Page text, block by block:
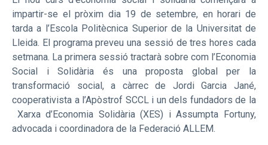
impartir-se el pròxim dia 19 de setembre, en horari de
tarda a l’Escola Politècnica Superior de la Universitat de
Lleida. El programa preveu una sessió de tres hores cada
setmana. La primera sessió tractarà sobre com l’Economia
Social i Solidària és una proposta global per la
transformació social, a càrrec de Jordi Garcia Jané,
cooperativista a l’Apòstrof SCCL i un dels fundadors de la
Xarxa d’Economia Solidària (XES) i Assumpta Fortuny,
advocada i coordinadora de la Federació ALLEM.